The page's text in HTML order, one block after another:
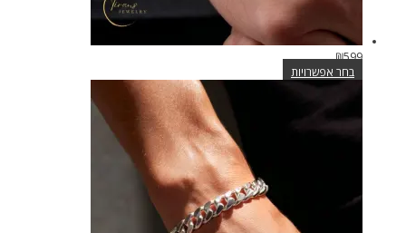
₪599
בחר אפשרויות
למוצר
יש
מספר
את